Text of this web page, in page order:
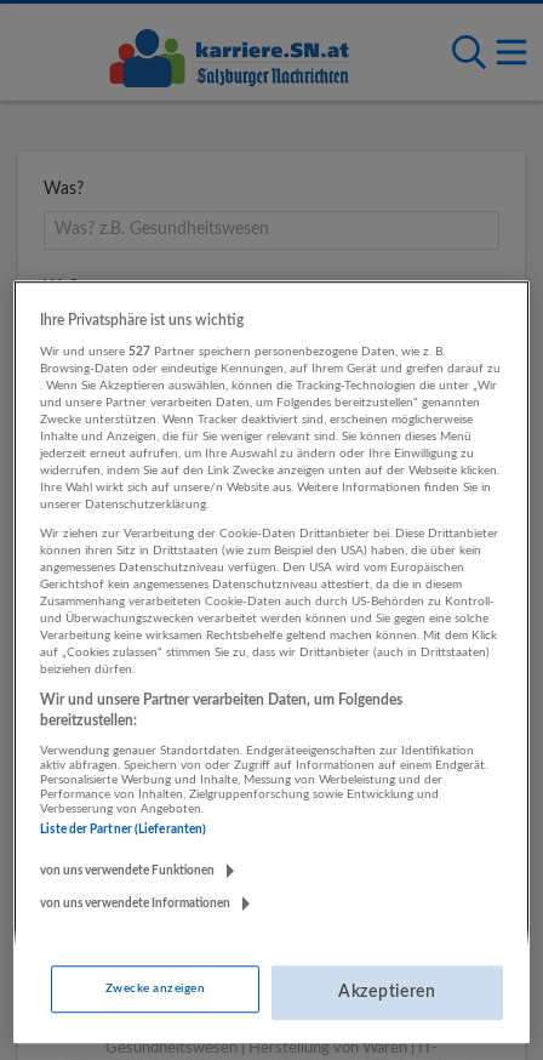
Was?
Wo?
Umkreis
1 Geschäftsführung, Leitung
Werbung und Marktforschung
Unternehmen
Bergheim bei Salzburg
Bau | Beherbergung und Gastronomie | Einzelhandel |
Energieversorgung | Finanz- und Versicherungsleistungen |
Gesundheitswesen | Herstellung von Waren | IT-
Ihre Privatsphäre ist uns wichtig
Wir und unsere527 Partner speichern personenbezogene Daten, wie z. B.
Browsing-Daten oder eindeutige Kennungen, auf Ihrem Gerät und greifen darauf zu
. Wenn Sie Akzeptieren auswählen, können die Tracking-Technologien die unter „Wir
und unsere Partner verarbeiten Daten, um Folgendes bereitzustellen“ genannten
Zwecke unterstützen. Wenn Tracker deaktiviert sind, erscheinen möglicherweise
Inhalte und Anzeigen, die für Sie weniger relevant sind. Sie können dieses Menü
jederzeit erneut aufrufen, um Ihre Auswahl zu ändern oder Ihre Einwilligung zu
widerrufen, indem Sie auf den Link Zwecke anzeigen unten auf der Webseite klicken.
Ihre Wahl wirkt sich auf unsere/n Website aus. Weitere Informationen finden Sie in
unserer Datenschutzerklärung.
Wir ziehen zur Verarbeitung der Cookie-Daten Drittanbieter bei. Diese Drittanbieter
können ihren Sitz in Drittstaaten (wie zum Beispiel den USA) haben, die über kein
angemessenes Datenschutzniveau verfügen. Den USA wird vom Europäischen
Gerichtshof kein angemessenes Datenschutzniveau attestiert, da die in diesem
Zusammenhang verarbeiteten Cookie-Daten auch durch US-Behörden zu Kontroll-
und Überwachungszwecken verarbeitet werden können und Sie gegen eine solche
Verarbeitung keine wirksamen Rechtsbehelfe geltend machen können. Mit dem Klick
auf „Cookies zulassen“ stimmen Sie zu, dass wir Drittanbieter (auch in Drittstaaten)
beiziehen dürfen.
Wir und unsere Partner verarbeiten Daten, um Folgendes
bereitzustellen:
Verwendung genauer Standortdaten. Endgeräteeigenschaften zur Identifikation
aktiv abfragen. Speichern von oder Zugriff auf Informationen auf einem Endgerät.
Personalisierte Werbung und Inhalte, Messung von Werbeleistung und der
Performance von Inhalten, Zielgruppenforschung sowie Entwicklung und
Verbesserung von Angeboten.
Liste der Partner (Lieferanten)
von uns verwendete Funktionen
von uns verwendete Informationen
Zwecke anzeigen Akzeptieren